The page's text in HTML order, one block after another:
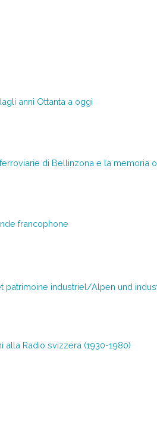
anni Ottanta a oggi
di Bellinzona e la memoria
francophone
industriel/Alpen und
alla Radio svizzera (1930-1980)